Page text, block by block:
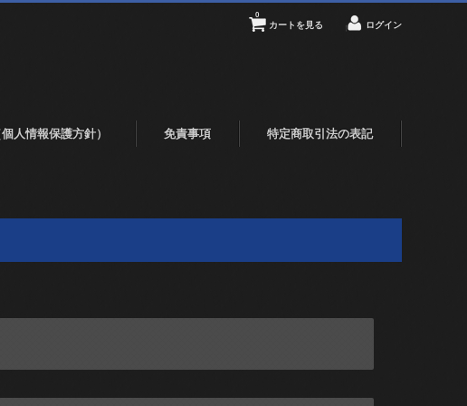
カートを見る
0
ログイン
人情報保護方針） 免責事項 特定商取引法の表記